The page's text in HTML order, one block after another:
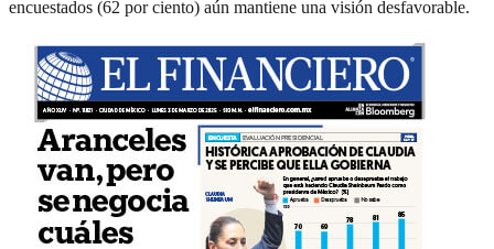
encuestados (62 por ciento) aún mantiene una visión desfavorable.